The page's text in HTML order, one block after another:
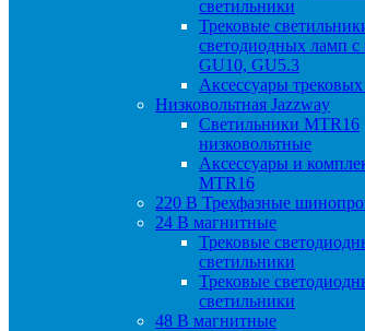
светильники
Трековые
светодиодных ламп с
GU10, GU5.3
Аксессуары
Низковольтная Jazzway
Светильники MTR16
низковольтные
Аксессуары и
MTR16
220 B Трехфазные
24 B магнитные
Трековые
светильники
Трековые
светильники
48 B магнитные